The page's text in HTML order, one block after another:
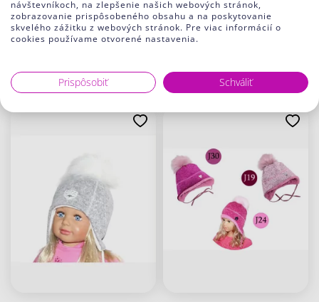
Čiapka s brmbolcom
Kasper UltraComfort
Čiapka na zimu s
brmbolcom INEZ
návštevníkoch, na zlepšenie našich webových stránok,
zobrazovanie prispôsobeného obsahu a na poskytovanie
skvelého zážitku z webových stránok. Pre viac informácií o
cookies používame otvorené nastavenia.
Prispôsobiť Schváliť